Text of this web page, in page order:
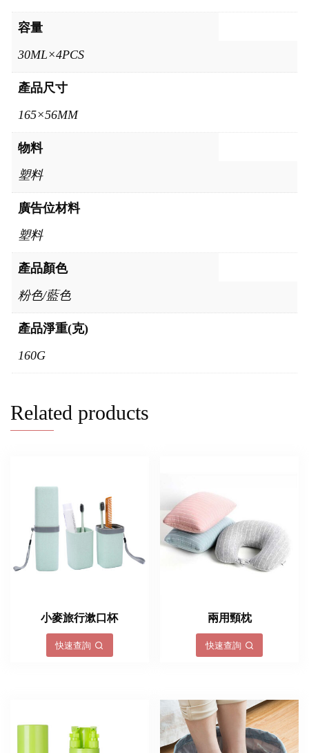
容量
30ML×4PCS
產品尺寸
165×56MM
物料
塑料
廣告位材料
塑料
產品顏色
粉色/藍色
產品淨重(克)
160G
Related products
小麥旅行漱口杯
快速查詢
兩用頸枕
快速查詢